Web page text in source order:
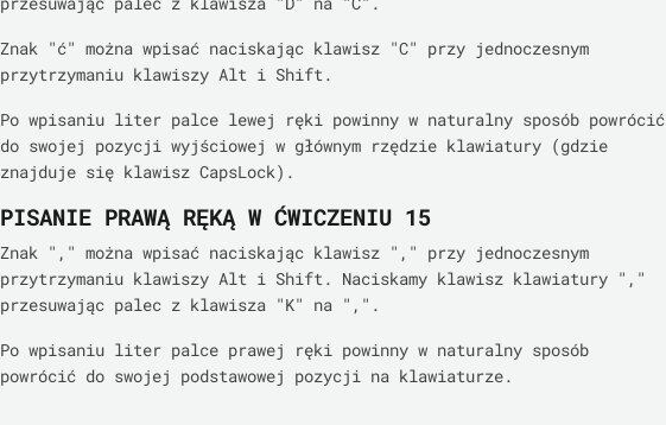
Znak "ć" można wpisać naciskając klawisz "C" przy jednoczesnym
przytrzymaniu klawiszy Alt i Shift.
Po wpisaniu liter palce lewej ręki powinny w naturalny sposób powrócić
do swojej pozycji wyjściowej w głównym rzędzie klawiatury (gdzie
znajduje się klawisz CapsLock).
PISANIE PRAWĄ RĘKĄ W ĆWICZENIU 15
Znak "," można wpisać naciskając klawisz "," przy jednoczesnym
przytrzymaniu klawiszy Alt i Shift. Naciskamy klawisz klawiatury ","
przesuwając palec z klawisza "K" na ",".
Po wpisaniu liter palce prawej ręki powinny w naturalny sposób
powrócić do swojej podstawowej pozycji na klawiaturze.